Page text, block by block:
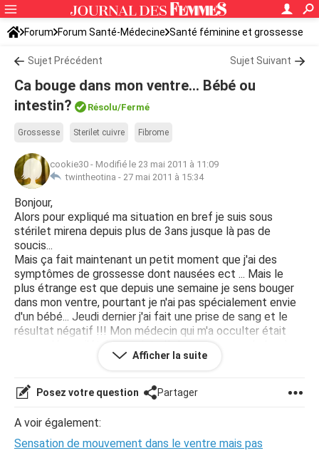
Forum Forum Santé-Médecine Santé féminine et grossesse
Sujet Précédent Sujet Suivant
Ca bouge dans mon ventre... Bébé ou
intestin?
Résolu/Fermé
Grossesse Sterilet cuivre Fibrome
cookie30 - Modifié le 23 mai 2011 à 11:09
twintheotina - 27 mai 2011 à 15:34
Bonjour,
Alors pour expliqué ma situation en bref je suis sous
stérilet mirena depuis plus de 3ans jusque là pas de
soucis...
Mais ça fait maintenant un petit moment que j'ai des
symptômes de grossesse dont nausées ect ... Mais le
plus étrange est que depuis une semaine je sens bouger
dans mon ventre, pourtant je n'ai pas spécialement envie
d'un bébé... Jeudi dernier j'ai fait une prise de sang et le
résultat négatif !!! Mon médecin qui m'a occulter était
persuadé que j'étais enceinte !! Je ne comprend plus rien
!! Donc retour chez le médecin ce matin il m'a prescrit
pour voir si ce sont mes intestins qui me joue des tours !!
Les prises de sang n'étant pas fiable à 100% mieux vaut
ne pas prendre de risque !!
Echos pelvienne, 27 mai et échos abdominale le 28 ...
On verra bien d'içi là !!
Afficher la suite
Posez votre question Partager
A voir également:
Sensation de mouvement dans le ventre mais pas